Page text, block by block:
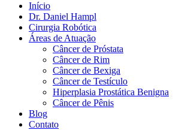
Início
Dr. Daniel Hampl
Cirurgia Robótica
Áreas de Atuação
Câncer de Próstata
Câncer de Rim
Câncer de Bexiga
Câncer de Testículo
Hiperplasia Prostática Benigna
Câncer de Pênis
Blog
Contato